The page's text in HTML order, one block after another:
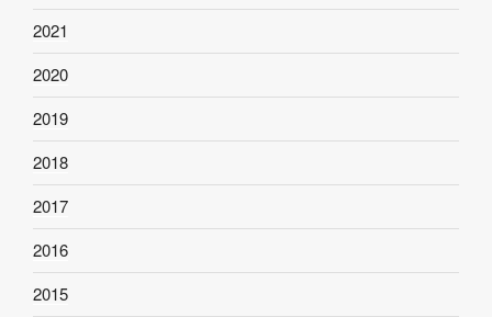
2021
2020
2019
2018
2017
2016
2015